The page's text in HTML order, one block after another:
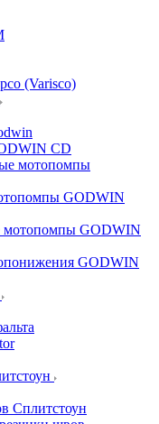
(Varisco)
CD
мотопомпы
GODWIN
мотопомпы GODWIN
GODWIN
Сплитстоун